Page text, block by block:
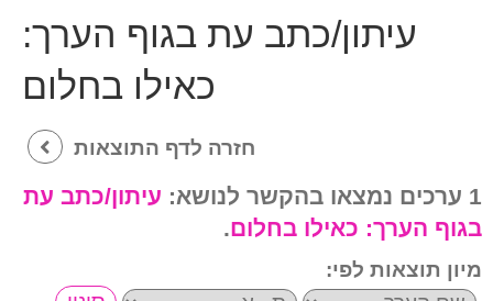
עיתון/כתב עת בגוף הערך:
כאילו בחלום
חזרה לדף התוצאות
1 ערכים נמצאו בהקשר לנושא:
עיתון/כתב עת
בגוף הערך: כאילו בחלום.
מיון תוצאות לפי: